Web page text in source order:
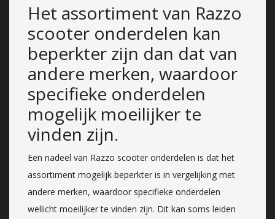
Het assortiment van Razzo
scooter onderdelen kan
beperkter zijn dan dat van
andere merken, waardoor
specifieke onderdelen
mogelijk moeilijker te
vinden zijn.
Een nadeel van Razzo scooter onderdelen is dat het
assortiment mogelijk beperkter is in vergelijking met
andere merken, waardoor specifieke onderdelen
wellicht moeilijker te vinden zijn. Dit kan soms leiden